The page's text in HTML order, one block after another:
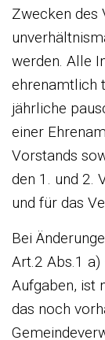
Zwecken des
werden. Alle
ehrenamtlich
jährliche
einer
Vorstands
den 1. und 2.
und für das
Bei
Art.2 Abs.1
Aufgaben, ist
das noch